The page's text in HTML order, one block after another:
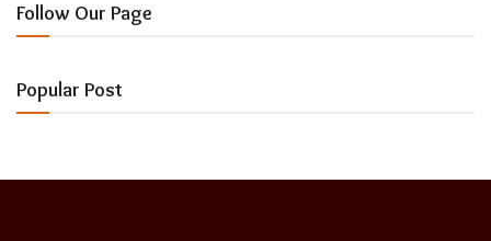
Follow Our Page
Popular Post